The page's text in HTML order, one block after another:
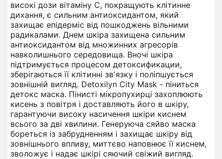
високі дози вітаміну С, покращують клітинне
дихання, є сильним антиоксидантом, який
захищає епідерміс від пошкоджень вільними
радикалами. Днем шкіра захищена сильним
антиоксидантом від множинних агресорів
навколишнього середовища. Вночі шкіра
підтримується процесом детоксификации,
зберігаються її клітинні зв'язку і поліпшується
зовнішній вигляд. Detoxilyn City Mask - піниться
детокс маска. Пінисті мікропухирці захоплюють
кисень з повітря і доставляють його в шкіру,
гарантуючи високу насичення шкіри киснем
всього за дві хвилини. Генеруюча сяйво маска
бореться із забрудненням і захищає шкіру від
зовнішнього впливу, миттєво наповнює її киснем,
зволожує і надає шкірі сяючий свіжий вигляд.